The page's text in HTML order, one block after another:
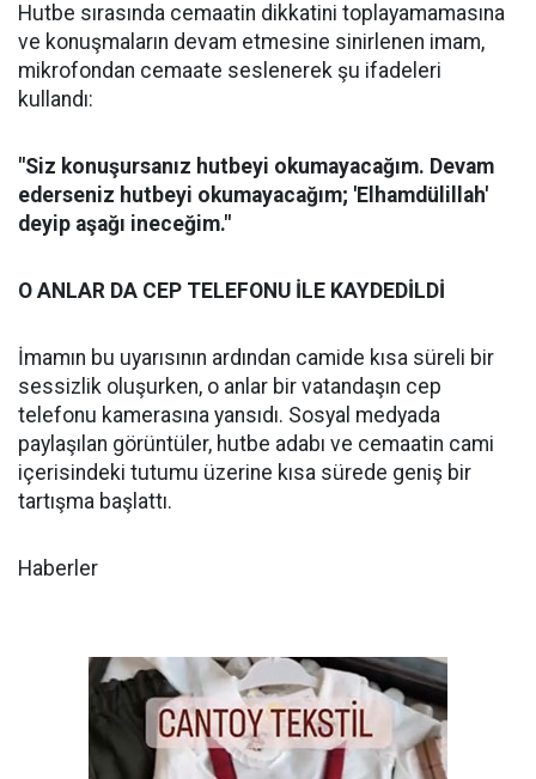
Hutbe sırasında cemaatin dikkatini toplayamamasına
ve konuşmaların devam etmesine sinirlenen imam,
mikrofondan cemaate seslenerek şu ifadeleri
kullandı:
"Siz konuşursanız hutbeyi okumayacağım. Devam
ederseniz hutbeyi okumayacağım; 'Elhamdülillah'
deyip aşağı ineceğim."
O ANLAR DA CEP TELEFONU İLE KAYDEDİLDİ
İmamın bu uyarısının ardından camide kısa süreli bir
sessizlik oluşurken, o anlar bir vatandaşın cep
telefonu kamerasına yansıdı. Sosyal medyada
paylaşılan görüntüler, hutbe adabı ve cemaatin cami
içerisindeki tutumu üzerine kısa sürede geniş bir
tartışma başlattı.
Haberler